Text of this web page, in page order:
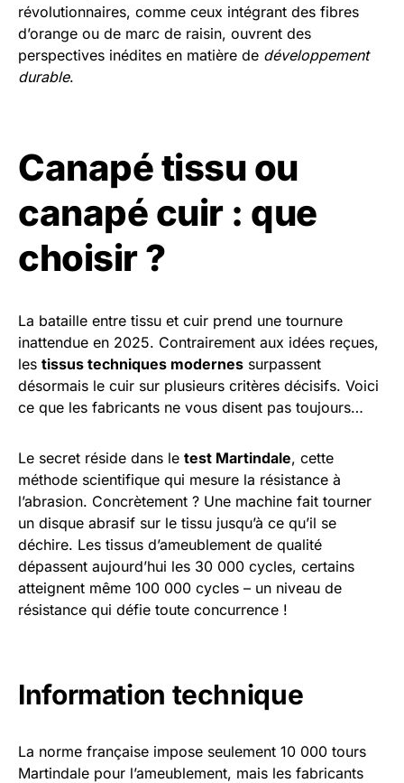
révolutionnaires, comme ceux intégrant des fibres
d’orange ou de marc de raisin, ouvrent des
perspectives inédites en matière de développement
durable.
Canapé tissu ou
canapé cuir : que
choisir ?
La bataille entre tissu et cuir prend une tournure
inattendue en 2025. Contrairement aux idées reçues,
les tissus techniques modernes surpassent
désormais le cuir sur plusieurs critères décisifs. Voici
ce que les fabricants ne vous disent pas toujours…
Le secret réside dans le test Martindale, cette
méthode scientifique qui mesure la résistance à
l’abrasion. Concrètement ? Une machine fait tourner
un disque abrasif sur le tissu jusqu’à ce qu’il se
déchire. Les tissus d’ameublement de qualité
dépassent aujourd’hui les 30 000 cycles, certains
atteignent même 100 000 cycles – un niveau de
résistance qui défie toute concurrence !
Information technique
La norme française impose seulement 10 000 tours
Martindale pour l’ameublement, mais les fabricants